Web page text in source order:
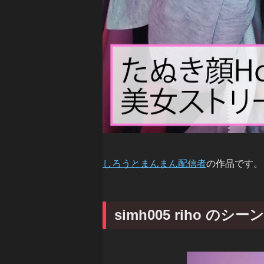
しろうとまんまん配信者の作品です。
simh005 riho のシー